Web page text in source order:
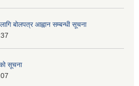
बोलपत्र आह्वान सम्बन्धी सूचना
सूचना